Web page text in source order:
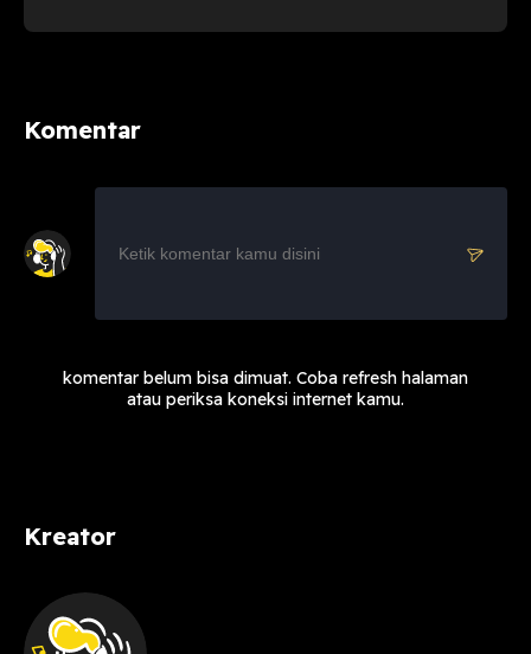
Komentar
komentar belum bisa dimuat. Coba refresh halaman
atau periksa koneksi internet kamu.
Kreator